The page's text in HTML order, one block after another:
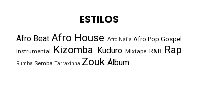
ESTILOS
Afro Beat Afro House Afro Naija Afro Pop Gospel
Instrumental Kizomba Kuduro Mixtape R&B Rap
Rumba Semba Tarraxinha Zouk Álbum